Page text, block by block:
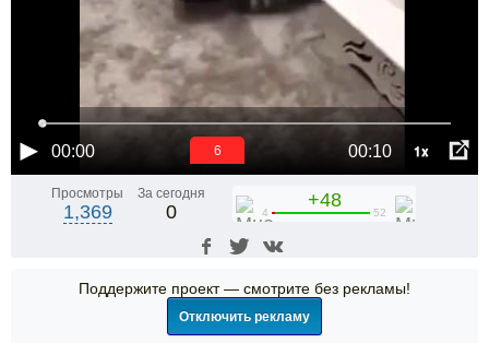
00:00 00:10 1x
6
Просмотры
1,369
За сегодня
0
+48
4 52
Поддержите проект — смотрите без рекламы!
Отключить рекламу